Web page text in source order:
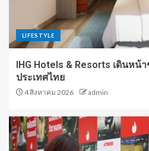
LIFESTYLE
IHG Hotels & Resorts เดินหน้
ประเทศไทย
4 สิงหาคม 2026 admin